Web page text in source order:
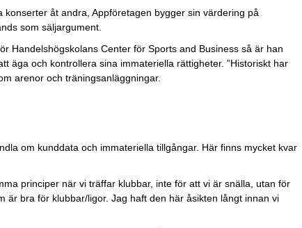
åt andra, Appföretagen bygger sin värdering på
som säljargument.
Handelshögskolans Center för Sports and Business så är han
äga och kontrollera sina immateriella rättigheter. ”Historiskt har
arenor och träningsanläggningar.
om kunddata och immateriella tillgångar. Här finns mycket kvar
principer när vi träffar klubbar, inte för att vi är snälla, utan för
bra för klubbar/ligor. Jag haft den här åsikten långt innan vi